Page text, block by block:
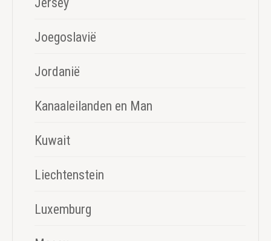
Joegoslavië
Jordanië
Kanaaleilanden en Man
Kuwait
Liechtenstein
Luxemburg